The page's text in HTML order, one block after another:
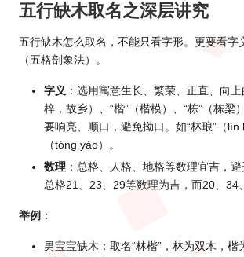
五行缺木取名之深层讲究
五行缺木怎么取名，不能只看字形。更要看字
（五格剖象法）。
字义 ：选用寓意生长、繁荣、正直、向上
梓，故乡）、“楷”（楷模）、“栋”（栋梁
要响亮、顺口，避免拗口。如“林琅”（lín
（tóng yáo）。
数理 ：总格、人格、地格等数理宜吉，
总格21、23、29等数理为吉，而20、34
举例 ：
男宝宝缺木：取名“林楷”，林为双木，楷